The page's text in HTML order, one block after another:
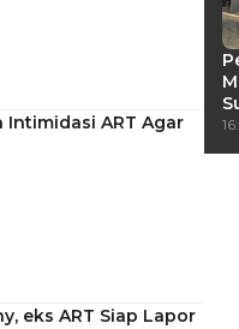
Intimidasi ART Agar
eks ART Siap Lapor